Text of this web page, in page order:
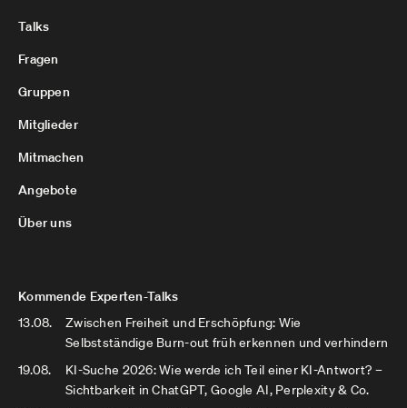
Talks
Fragen
Gruppen
Mitglieder
Mitmachen
Angebote
Über uns
Kommende Experten-Talks
13.08.
Zwischen Freiheit und Erschöpfung: Wie
Selbstständige Burn-out früh erkennen und verhindern
19.08.
KI-Suche 2026: Wie werde ich Teil einer KI-Antwort? –
Sichtbarkeit in ChatGPT, Google AI, Perplexity & Co.